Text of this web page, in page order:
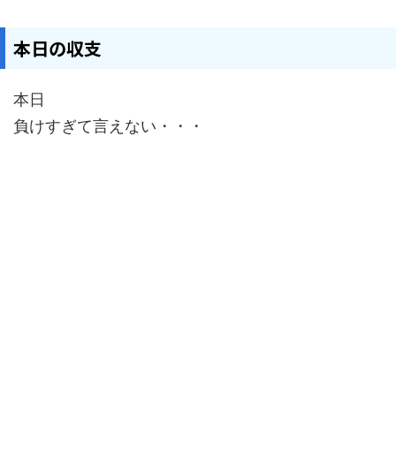
本日の収支
本日
負けすぎて言えない・・・